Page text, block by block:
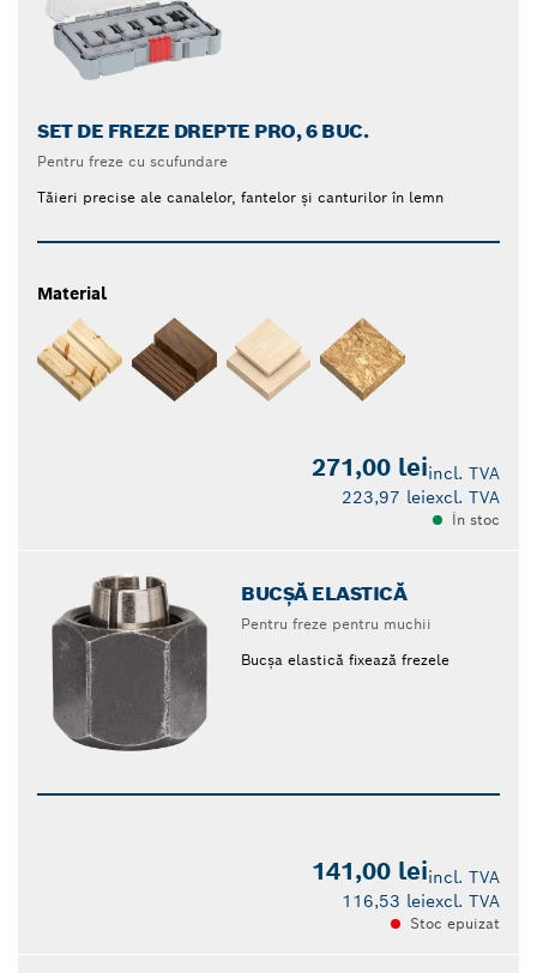
SET DE FREZE DREPTE PRO, 6 BUC.
Pentru freze cu scufundare
Tăieri precise ale canalelor, fantelor și canturilor în lemn
Material
271,00 leiincl. TVA
223,97 leiexcl. TVA
În stoc
BUCȘĂ ELASTICĂ
Pentru freze pentru muchii
Bucșa elastică fixează frezele
141,00 leiincl. TVA
116,53 leiexcl. TVA
Stoc epuizat